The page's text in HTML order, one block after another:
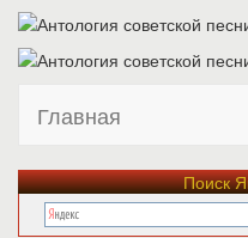
Главная
Поиск